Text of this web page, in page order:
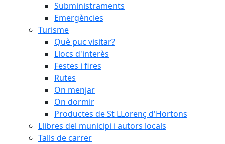
Subministraments
Emergències
Turisme
Què puc visitar?
Llocs d'interès
Festes i fires
Rutes
On menjar
On dormir
Productes de St LLorenç d'Hortons
Llibres del municipi i autors locals
Talls de carrer